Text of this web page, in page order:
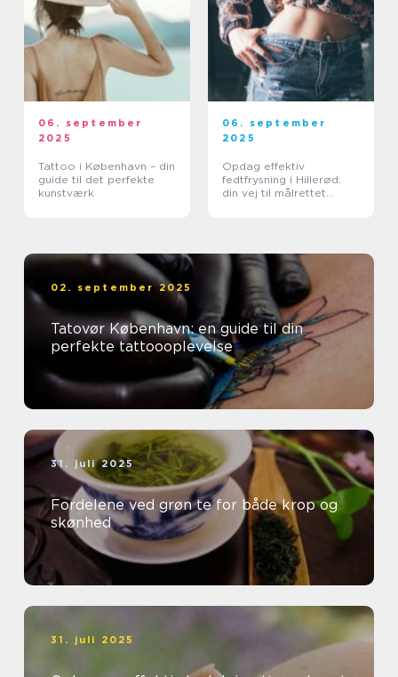
06. september
2025
Tattoo i København – din
guide til det perfekte
kunstværk
06. september
2025
Opdag effektiv
fedtfrysning i Hillerød:
din vej til målrettet
02. september 2025
Tatovør København: en guide til din
perfekte tattoooplevelse
31. juli 2025
Fordelene ved grøn te for både krop og
skønhed
31. juli 2025